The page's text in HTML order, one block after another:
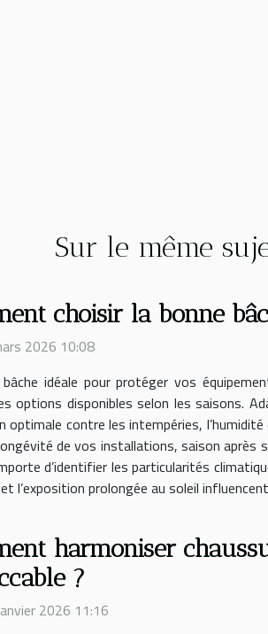
Sur le même
choisir la bonne
2026 10:08
bâche idéale pour protéger vos
options disponibles selon les saisons.
optimale contre les intempéries,
de vos installations, saison après
d’identifier les particularités
l’exposition prolongée au soleil
harmoniser
?
2026 11:16